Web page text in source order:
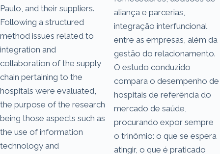
Paulo, and their suppliers.
Following a structured
method issues related to
integration and
collaboration of the supply
chain pertaining to the
hospitals were evaluated,
the purpose of the research
being those aspects such as
the use of information
technology and
aliança e parcerias,
integração interfuncional
entre as empresas, além da
gestão do relacionamento.
O estudo conduzido
compara o desempenho de
hospitais de referência do
mercado de saúde,
procurando expor sempre
o trinômio: o que se espera
atingir, o que é praticado